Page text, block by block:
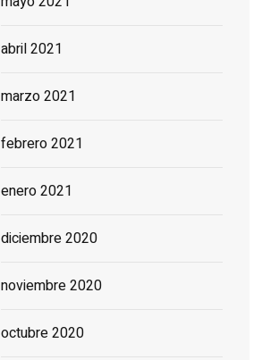
abril 2021
marzo 2021
febrero 2021
enero 2021
diciembre 2020
noviembre 2020
octubre 2020